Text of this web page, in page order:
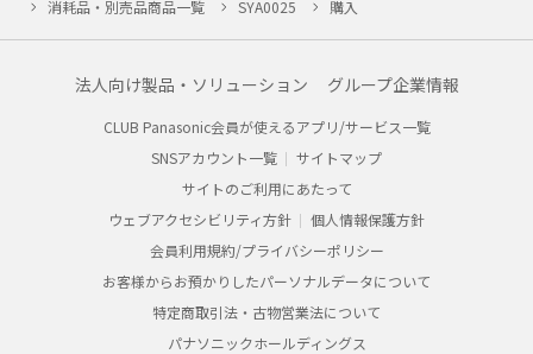
消耗品・別売品商品一覧
SYA0025 購入
法人向け製品・ソリューション グループ企業情報
CLUB Panasonic会員が使えるアプリ/サービス一覧
SNSアカウント一覧
サイトマップ
サイトのご利用にあたって
ウェブアクセシビリティ方針
個人情報保護方針
会員利用規約/プライバシーポリシー
お客様からお預かりしたパーソナルデータについて
特定商取引法・古物営業法について
パナソニックホールディングス